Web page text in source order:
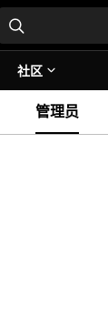
社区
管理员